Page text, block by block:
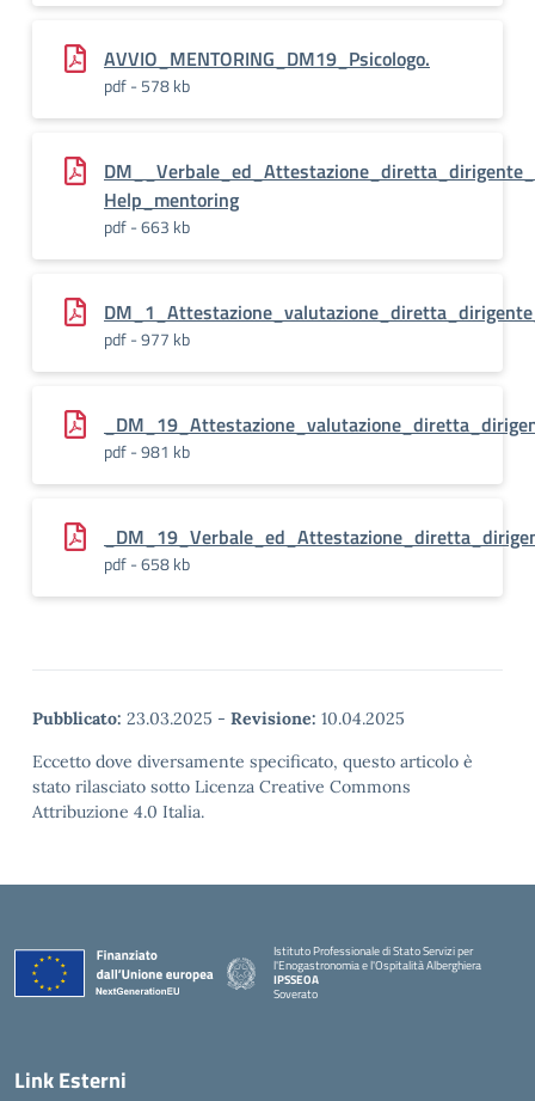
AVVIO_MENTORING_DM19_Psicologo.
pdf - 578 kb
Help_mentoring
pdf - 663 kb
pdf - 977 kb
pdf - 981 kb
pdf - 658 kb
Pubblicato: 23.03.2025 - Revisione: 10.04.2025
Eccetto dove diversamente specificato, questo articolo è
stato rilasciato sotto Licenza Creative Commons
Attribuzione 4.0 Italia.
Istituto Professionale di Stato Servizi per
l'Enogastronomia e l'Ospitalità Alberghiera
IPSSEOA
Soverato
Link Esterni